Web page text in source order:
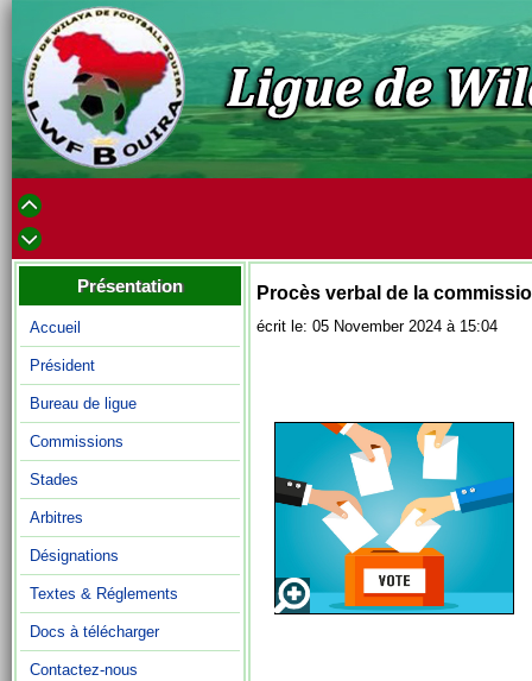
Présentation
Accueil
Président
Bureau de ligue
Commissions
Stades
Arbitres
Désignations
Textes & Réglements
Docs à télécharger
Contactez-nous
Procès verbal de la
écrit le: 05 November 2024 à 15:04